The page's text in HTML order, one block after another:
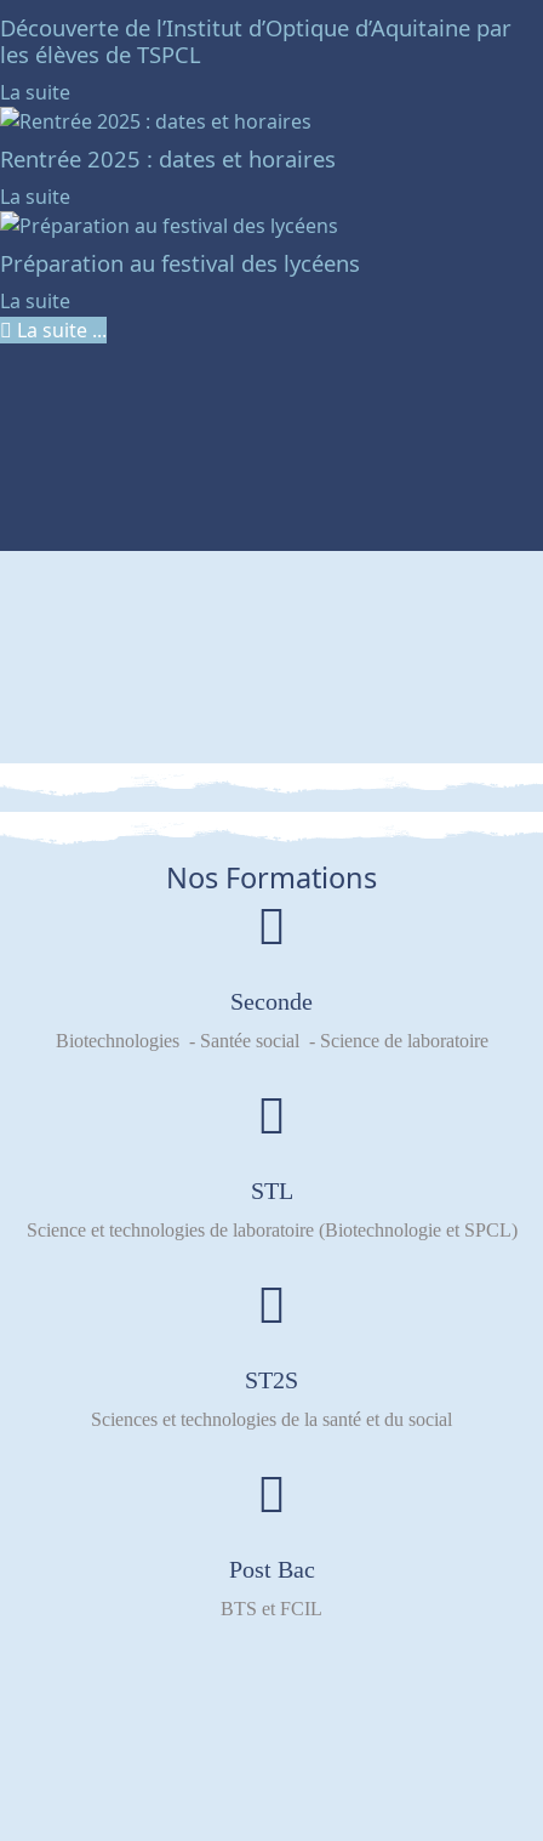
Découverte de l’Institut d’Optique d’Aquitaine par
les élèves de TSPCL
La suite
Rentrée 2025 : dates et horaires
La suite
Préparation au festival des lycéens
La suite
La suite ...
Nos Formations
Seconde
Biotechnologies - Santée social - Science de laboratoire
STL
Science et technologies de laboratoire (Biotechnologie et SPCL)
ST2S
Sciences et technologies de la santé et du social
Post Bac
BTS et FCIL